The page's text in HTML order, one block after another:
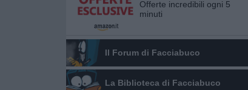
Offerte incredibili ogni 5
minuti
Il Forum di Facciabuco
La Biblioteca di Facciabuco